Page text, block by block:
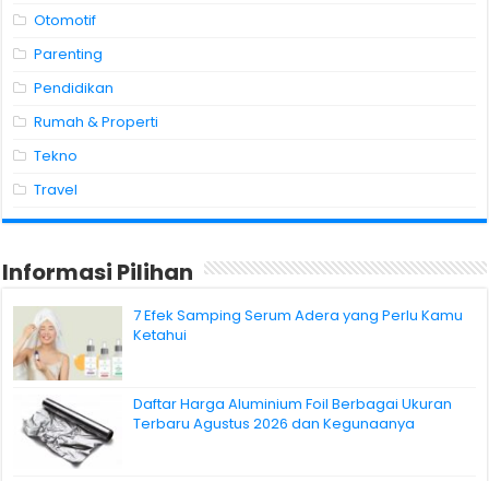
Otomotif
Parenting
Pendidikan
Rumah & Properti
Tekno
Travel
Informasi Pilihan
7 Efek Samping Serum Adera yang Perlu Kamu
Ketahui
Daftar Harga Aluminium Foil Berbagai Ukuran
Terbaru Agustus 2026 dan Kegunaanya